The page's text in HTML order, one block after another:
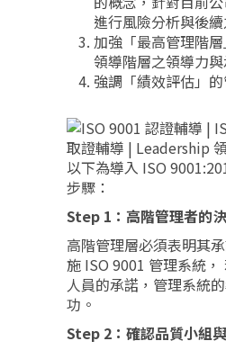
進行風險分析與後
加強「最高管理階
領導階層之領導力與
強調「績效評估」的
以下為導入 ISO
步驟：
Step 1：高階管理者的
高階管理層必須表明其
施 ISO 9001 管理系統
人員的承諾，管理系統
功。
Step 2：確認品質小組